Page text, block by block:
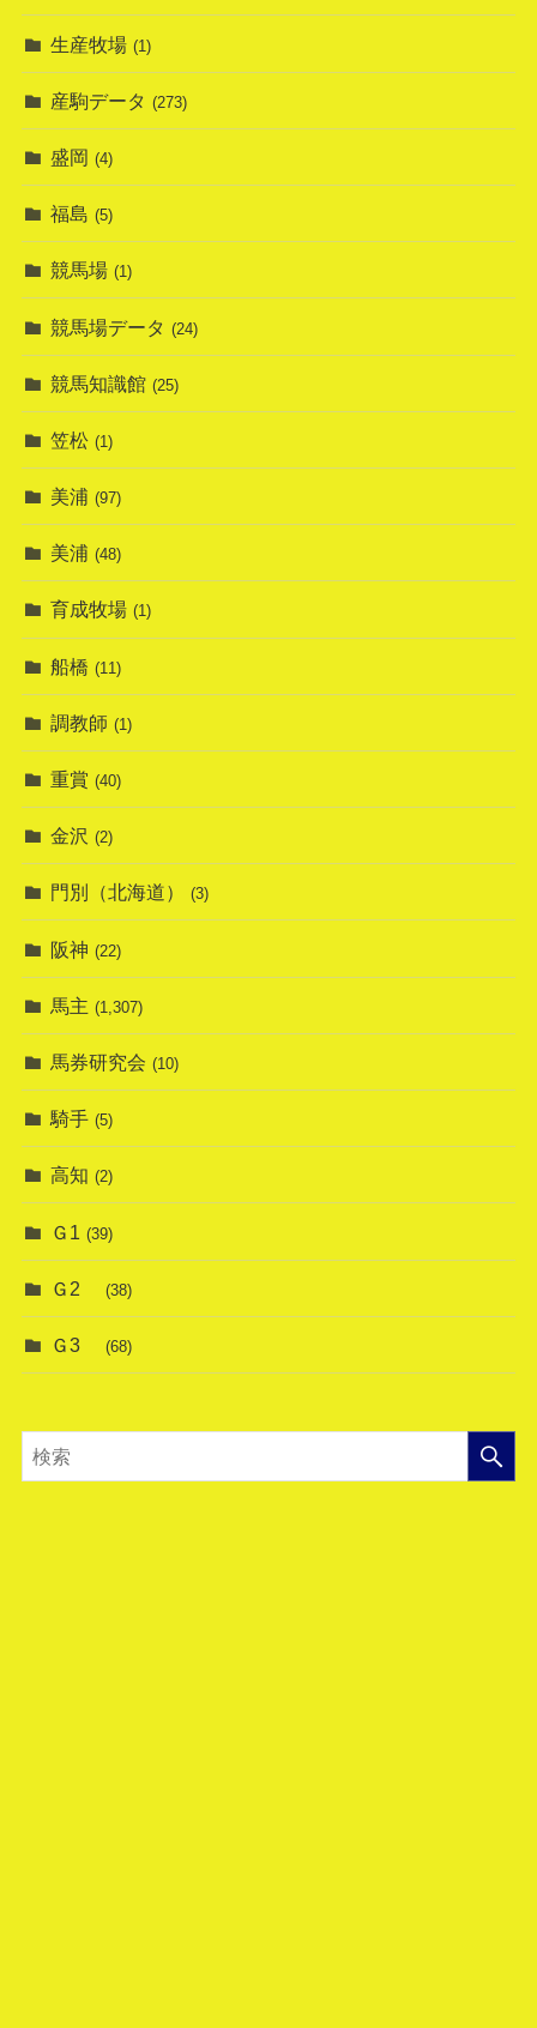
生産牧場 (1)
産駒データ (273)
盛岡 (4)
福島 (5)
競馬場 (1)
競馬場データ (24)
競馬知識館 (25)
笠松 (1)
美浦 (97)
美浦 (48)
育成牧場 (1)
船橋 (11)
調教師 (1)
重賞 (40)
金沢 (2)
門別（北海道） (3)
阪神 (22)
馬主 (1,307)
馬券研究会 (10)
騎手 (5)
高知 (2)
Ｇ1 (39)
Ｇ2 (38)
Ｇ3 (68)